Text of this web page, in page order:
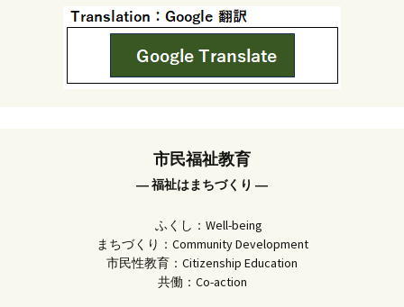
市民福祉教育
― 福祉はまちづくり ―
ふくし：Well-being
まちづくり：Community Development
市民性教育：Citizenship Education
共働：Co-action